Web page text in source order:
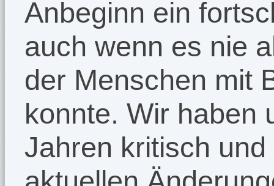
Anbeginn ein
auch wenn es nie
der Menschen mit
konnte. Wir haben
Jahren kritisch